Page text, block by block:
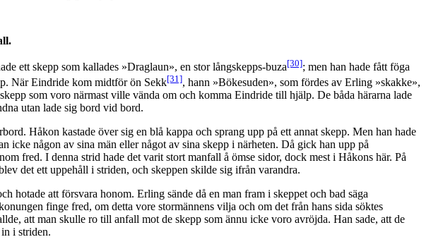
ett skepp som kallades »Draglaun», en stor långskepps-buza[30]; men han hade fått föga
När Eindride kom midtför ön Sekk[31], hann »Bökesuden», som fördes av Erling »skakke»,
som voro närmast ville vända om och komma Eindride till hjälp. De båda härarna lade
utan lade sig bord vid bord.
Håkon kastade över sig en blå kappa och sprang upp på ett annat skepp. Men han hade
icke någon av sina män eller något av sina skepp i närheten. Då gick han upp på
fred. I denna strid hade det varit stort manfall å ömse sidor, dock mest i Håkons här. På
det ett uppehåll i striden, och skeppen skilde sig ifrån varandra.
hotade att försvara honom. Erling sände då en man fram i skeppet och bad säga
finge fred, om detta vore stormännens vilja och om det från hans sida söktes
att man skulle ro till anfall mot de skepp som ännu icke voro avröjda. Han sade, att de
i striden.